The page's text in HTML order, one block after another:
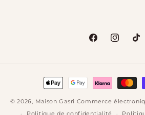
FacebookInstagram
Moyens
de
paiement
© 2026, Maison Gasri Commerce
Politique de confidentialité